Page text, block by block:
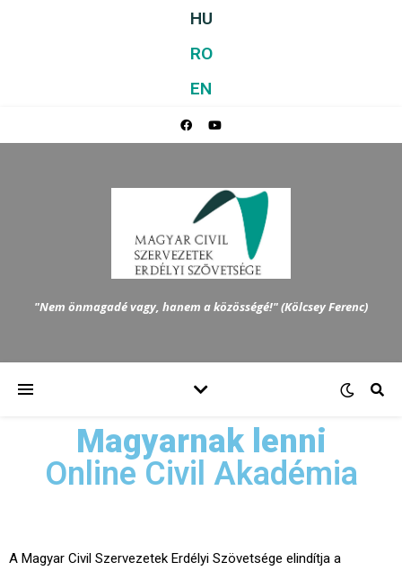
HU
RO
EN
"Nem önmagadé vagy, hanem a közösségé!" (Kölcsey Ferenc)
Magyarnak lenni
Online Civil Akadémia
A Magyar Civil Szervezetek Erdélyi Szövetsége elindítja a